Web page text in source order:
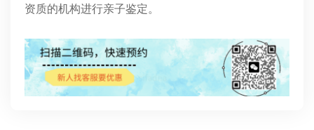
资质的机构进行亲子鉴定。